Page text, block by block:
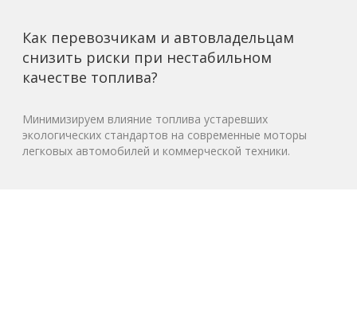
Как перевозчикам и автовладельцам
снизить риски при нестабильном
качестве топлива?
Минимизируем влияние топлива устаревших
экологических стандартов на современные моторы
легковых автомобилей и коммерческой техники.